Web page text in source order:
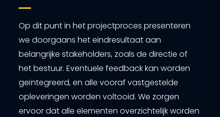
Op dit punt in het projectproces presenteren
we doorgaans het eindresultaat aan
belangrijke stakeholders, zoals de directie of
het bestuur. Eventuele feedback kan worden
geïntegreerd, en alle vooraf vastgestelde
opleveringen worden voltooid. We zorgen
ervoor dat alle elementen overzichtelijk worden